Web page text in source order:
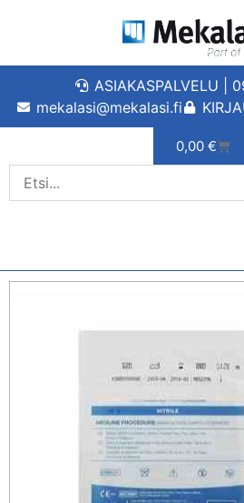
ASIAKASPALVELU |
mekalasi@mekalasi.fi
0,00 €